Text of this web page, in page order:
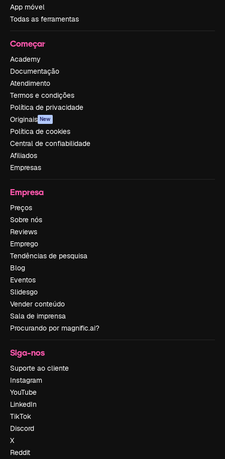
App móvel
Todas as ferramentas
Começar
Academy
Documentação
Atendimento
Termos e condições
Política de privacidade
Originais New
Política de cookies
Central de confiabilidade
Afiliados
Empresas
Empresa
Preços
Sobre nós
Reviews
Emprego
Tendências de pesquisa
Blog
Eventos
Slidesgo
Vender conteúdo
Sala de imprensa
Procurando por magnific.ai?
Siga-nos
Suporte ao cliente
Instagram
YouTube
LinkedIn
TikTok
Discord
X
Reddit